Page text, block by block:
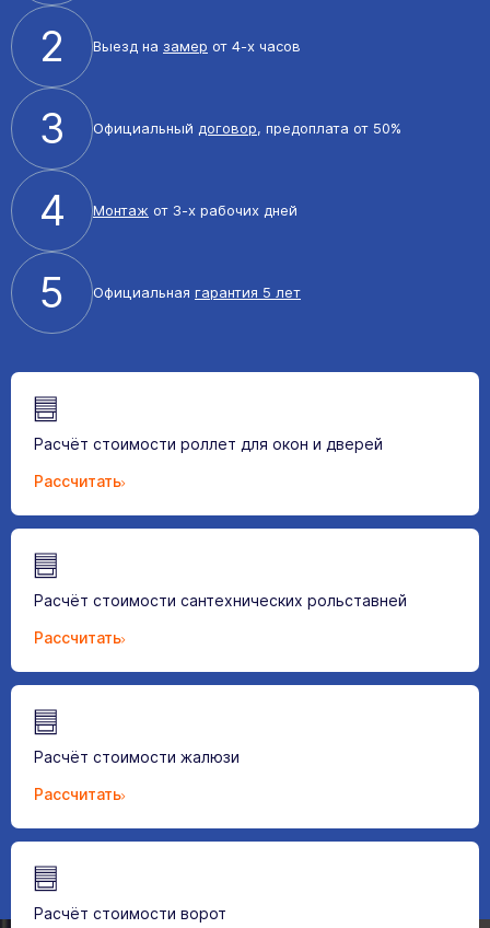
2 Выезд на замер от 4-х часов
3 Официальный договор, предоплата от 50%
4 Монтаж от 3-х рабочих дней
5 Официальная гарантия 5 лет
Расчёт стоимости роллет для окон и дверей
Рассчитать
Расчёт стоимости сантехнических рольставней
Рассчитать
Расчёт стоимости жалюзи
Рассчитать
Расчёт стоимости ворот